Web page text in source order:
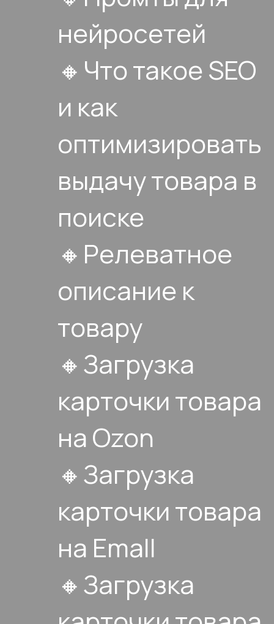
нейросетей
🔸Что такое SEO
и как
оптимизировать
выдачу товара в
поиске
🔸Релеватное
описание к
товару
🔸Загрузка
карточки товара
на Ozon
🔸Загрузка
карточки товара
на Emall
🔸Загрузка